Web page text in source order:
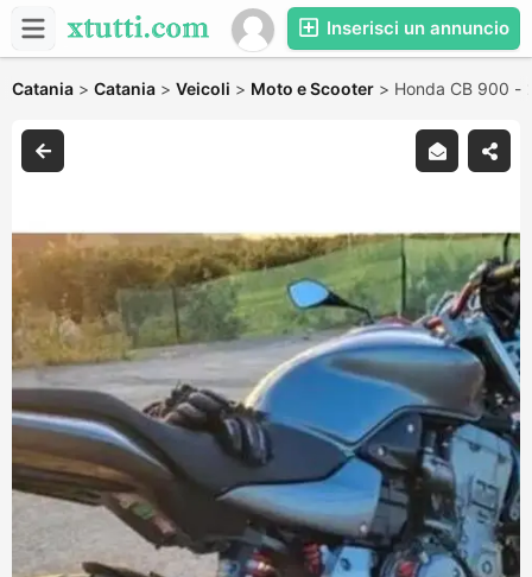
Inserisci un annuncio
Catania > Catania > Veicoli > Moto e Scooter > Honda CB 900 -